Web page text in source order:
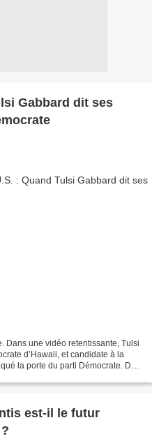
Gabbard dit ses
Dans une vidéo retentissante, Tulsi
d’Hawaii, et candidate à la
la porte du parti Démocrate. De
est-il le futur